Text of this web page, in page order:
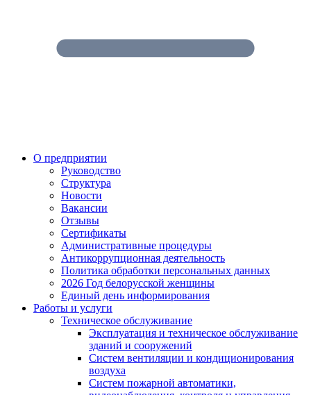
О предприятии
Руководство
Структура
Новости
Вакансии
Отзывы
Сертификаты
Административные процедуры
Антикоррупционная деятельность
Политика обработки персональных данных
2026 Год белорусской женщины
Единый день информирования
Работы и услуги
Техническое обслуживание
Эксплуатация и техническое обслуживание
зданий и сооружений
Систем вентиляции и кондиционирования
воздуха
Систем пожарной автоматики,